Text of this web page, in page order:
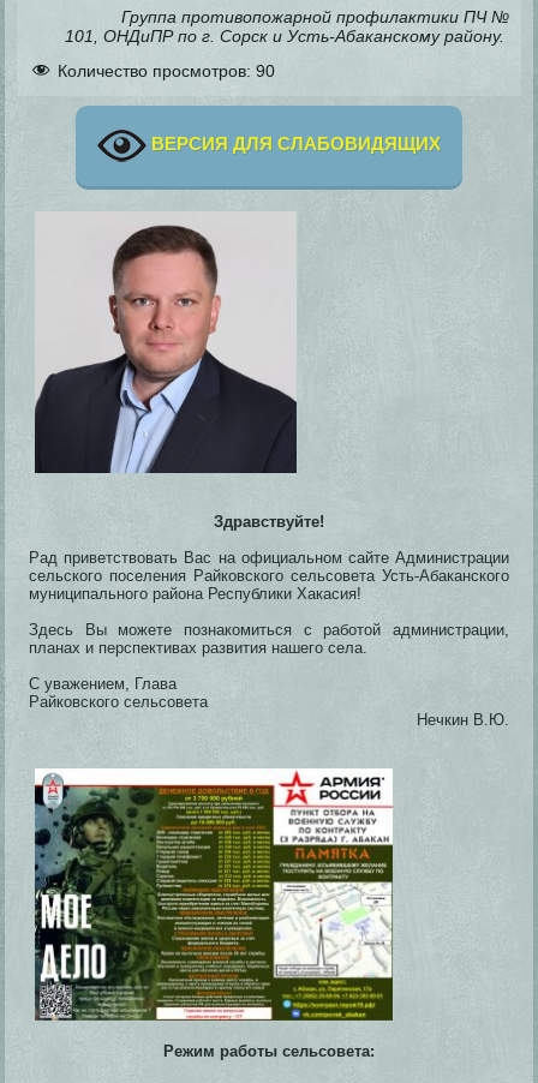
Группа противопожарной профилактики ПЧ №
101, ОНДиПР по г. Сорск и Усть-Абаканскому району.
Количество просмотров: 90
ВЕРСИЯ ДЛЯ СЛАБОВИДЯЩИХ
Здравствуйте!
Рад приветствовать Вас на официальном сайте Администрации
сельского поселения Райковского сельсовета Усть-Абаканского
муниципального района Республики Хакасия!
Здесь Вы можете познакомиться с работой администрации,
планах и перспективах развития нашего села.
С уважением, Глава
Райковского сельсовета
Нечкин В.Ю.
Режим работы сельсовета: